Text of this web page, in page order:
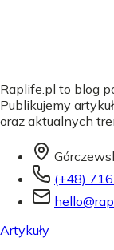
Raplife.pl to blog
Publikujemy
oraz aktualnych
(+48)
Artykuły